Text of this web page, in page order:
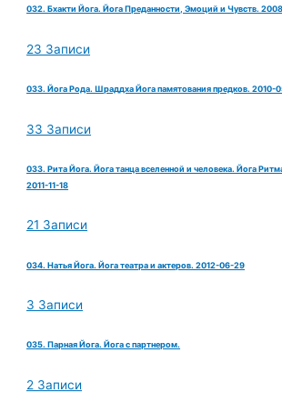
032. Бхакти Йога. Йога Преданности, Эмоций и Чувств.
23 Записи
033. Йога Рода. Шраддха Йога памятования предков. 2010-
33 Записи
033. Рита Йога. Йога танца вселенной и человека. Йога
2011-11-18
21 Записи
034. Натья Йога. Йога театра и актеров. 2012-06-29
3 Записи
035. Парная Йога. Йога с партнером.
2 Записи